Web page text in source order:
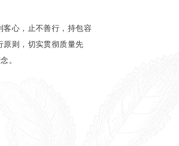
客心，止不善行，持包容
原则，切实贯彻质量先
。